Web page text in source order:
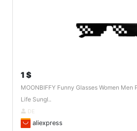
1 $
MOONBIFFY Funny Glasses Women Men
Life Sungl..
DE
aliexpress